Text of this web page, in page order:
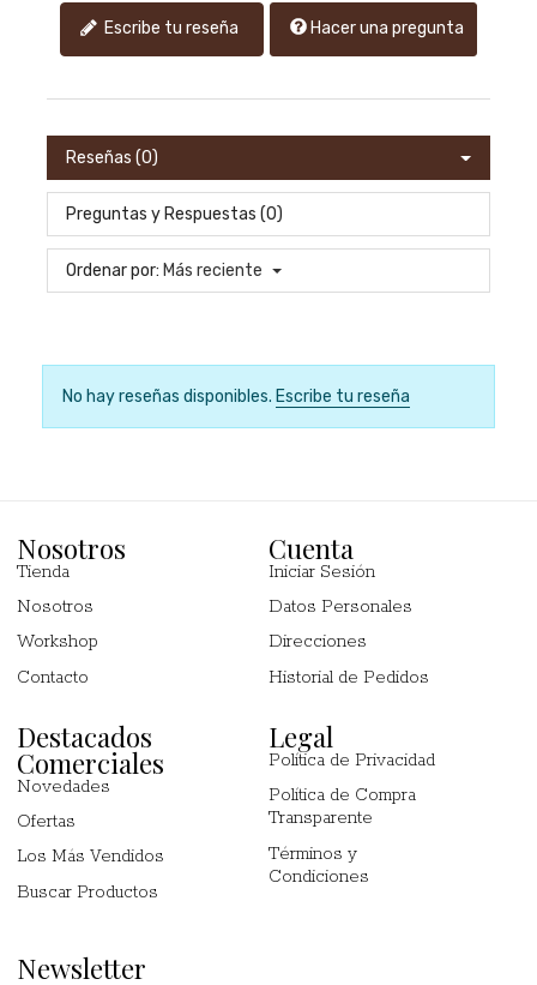
Escribe tu reseña Hacer una pregunta
Reseñas (0)
Preguntas y Respuestas (0)
Ordenar por: Más reciente
No hay reseñas disponibles. Escribe tu reseña
Nosotros
Tienda
Nosotros
Workshop
Contacto
Cuenta
Iniciar Sesión
Datos Personales
Direcciones
Historial de Pedidos
Destacados
Comerciales
Novedades
Ofertas
Los Más Vendidos
Buscar Productos
Legal
Política de Privacidad
Política de Compra
Transparente
Términos y
Condiciones
Newsletter